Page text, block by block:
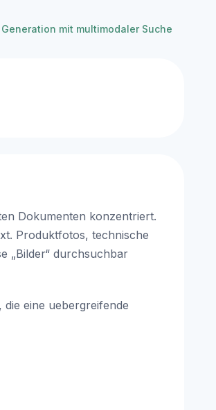
mit multimodaler Suche
Dokumenten konzentriert.
Produktfotos, technische
„Bilder“ durchsuchbar
eine uebergreifende